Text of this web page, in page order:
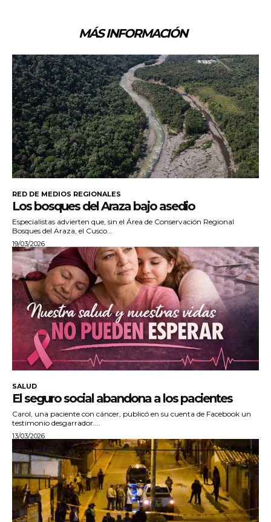
MÁS INFORMACIÓN
RED DE MEDIOS REGIONALES
Los bosques del Araza bajo asedio
Especialistas advierten que, sin el Área de Conservación Regional
Bosques del Araza, el Cusco...
19/03/2026
SALUD
El seguro social abandona a los pacientes
Carol, una paciente con cáncer, publicó en su cuenta de Facebook un
testimonio desgarrador....
13/03/2026